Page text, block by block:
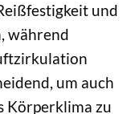
und
während
um auch
Körperklima zu